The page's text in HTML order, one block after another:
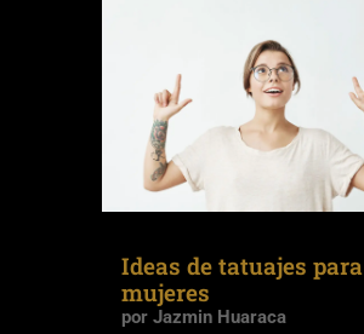
Ideas de tatuajes para
mujeres
por Jazmin Huaraca